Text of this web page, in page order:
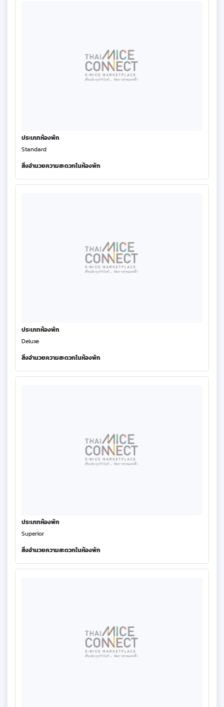
ประเภทห้องพัก
Standard
สิ่งอำนวยความสะดวกในห้องพัก
ประเภทห้องพัก
Deluxe
สิ่งอำนวยความสะดวกในห้องพัก
ประเภทห้องพัก
Superior
สิ่งอำนวยความสะดวกในห้องพัก